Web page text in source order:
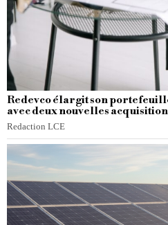
Redevco élargit son
avec deux nouvelles
Redaction LCE